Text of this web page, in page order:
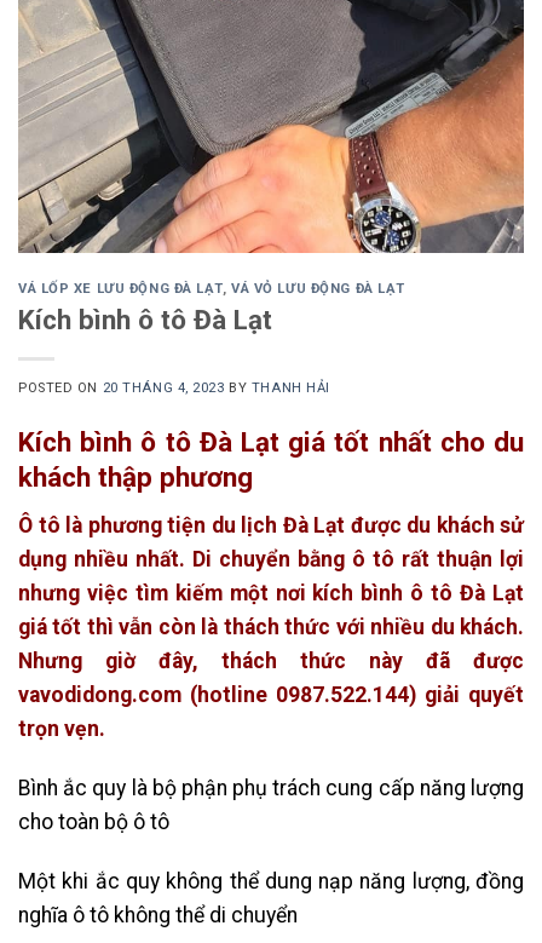
VÁ LỐP XE LƯU ĐỘNG ĐÀ LẠT,VÁ VỎ LƯU ĐỘNG ĐÀ LẠT
Kích bình ô tô Đà Lạt
POSTED ON 20 THÁNG 4, 2023 BY THANH HẢI
Kích bình ô tô Đà Lạt giá tốt nhất cho du
khách thập phương
Ô tô là phương tiện du lịch Đà Lạt được du khách sử
dụng nhiều nhất. Di chuyển bằng ô tô rất thuận lợi
nhưng việc tìm kiếm một nơi kích bình ô tô Đà Lạt
giá tốt thì vẫn còn là thách thức với nhiều du khách.
Nhưng giờ đây, thách thức này đã được
vavodidong.com (hotline 0987.522.144) giải quyết
trọn vẹn.
Bình ắc quy là bộ phận phụ trách cung cấp năng lượng
cho toàn bộ ô tô
Một khi ắc quy không thể dung nạp năng lượng, đồng
nghĩa ô tô không thể di chuyển